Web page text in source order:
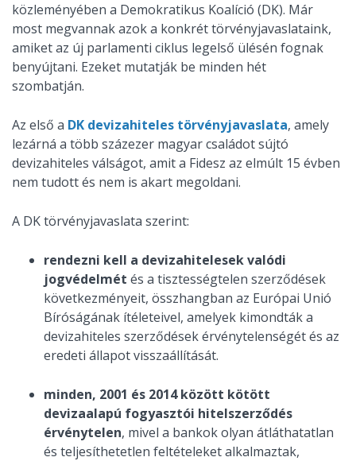
közleményében a Demokratikus Koalíció (DK). Már
most megvannak azok a konkrét törvényjavaslataink,
amiket az új parlamenti ciklus legelső ülésén fognak
benyújtani. Ezeket mutatják be minden hét
szombatján.
Az első a DK devizahiteles törvényjavaslata, amely
lezárná a több százezer magyar családot sújtó
devizahiteles válságot, amit a Fidesz az elmúlt 15 évben
nem tudott és nem is akart megoldani.
A DK törvényjavaslata szerint:
rendezni kell a devizahitelesek valódi
jogvédelmét és a tisztességtelen szerződések
következményeit, összhangban az Európai Unió
Bíróságának ítéleteivel, amelyek kimondták a
devizahiteles szerződések érvénytelenségét és az
eredeti állapot visszaállítását.
minden, 2001 és 2014 között kötött
devizaalapú fogyasztói hitelszerződés
érvénytelen, mivel a bankok olyan átláthatatlan
és teljesíthetetlen feltételeket alkalmaztak,